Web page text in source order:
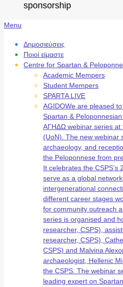
sponsorship
Secondary
Menu
Menu
Δημοσιεύσεις
Ποιοί είμαστε
Centre for Spartan &
Academic Mempers
Student Mempers
SPARTA LIVE
AGIDOWe are pleased
Spartan &
ΑΓΗΔΩ webinar series at
(UoN). The new webinar
archaeology, and
the Peloponnese from
It celebrates the
serve as a global
intergenerational
different career stages
for community outreach
series is organised and
researcher, CSPS),
researcher, CSPS),
CSPS) and Malvina
archaeologist, Hellenic
the CSPS. The webinar
leading expert on